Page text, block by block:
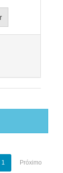
1 Próximo